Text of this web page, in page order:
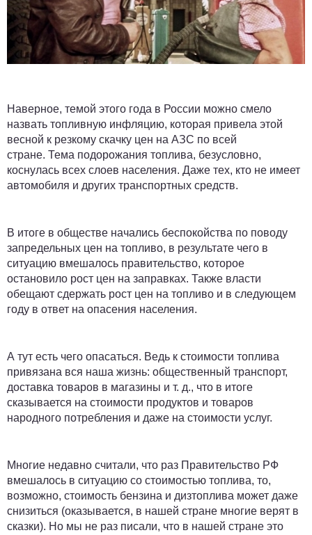
Наверное, темой этого года в России можно смело
назвать топливную инфляцию, которая привела этой
весной к резкому скачку цен на АЗС по всей
стране. Тема подорожания топлива, безусловно,
коснулась всех слоев населения. Даже тех, кто не имеет
автомобиля и других транспортных средств.
В итоге в обществе начались беспокойства по поводу
запредельных цен на топливо, в результате чего в
ситуацию вмешалось правительство, которое
остановило рост цен на заправках. Также власти
обещают сдержать рост цен на топливо и в следующем
году в ответ на опасения населения.
А тут есть чего опасаться. Ведь к стоимости топлива
привязана вся наша жизнь: общественный транспорт,
доставка товаров в магазины и т. д., что в итоге
сказывается на стоимости продуктов и товаров
народного потребления и даже на стоимости услуг.
Многие недавно считали, что раз Правительство РФ
вмешалось в ситуацию со стоимостью топлива, то,
возможно, стоимость бензина и дизтоплива может даже
снизиться (оказывается, в нашей стране многие верят в
сказки). Но мы не раз писали, что в нашей стране это